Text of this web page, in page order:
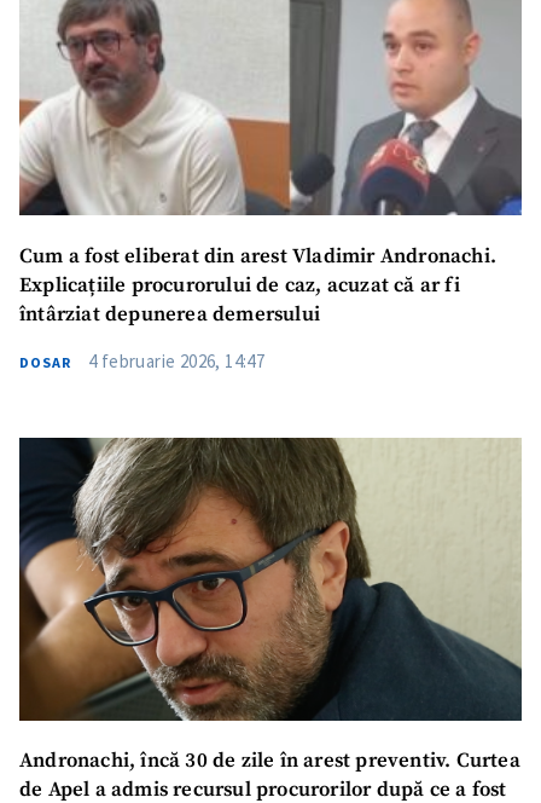
Cum a fost eliberat din arest Vladimir Andronachi.
Explicațiile procurorului de caz, acuzat că ar fi
întârziat depunerea demersului
DOSAR 4 februarie 2026, 14:47
Andronachi, încă 30 de zile în arest preventiv. Curtea
de Apel a admis recursul procurorilor după ce a fost